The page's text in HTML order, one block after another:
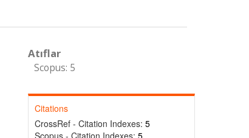
Atıflar
Scopus: 5
Citations
CrossRef - Citation Indexes: 5
Scopus - Citation Indexes: 5